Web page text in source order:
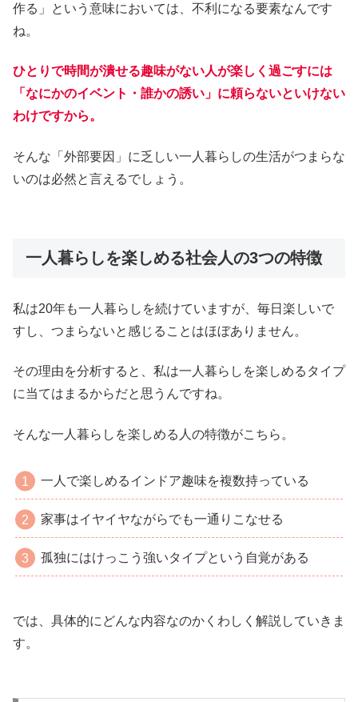
作る」という意味においては、不利になる要素なんです
ね。
ひとりで時間が潰せる趣味がない人が楽しく過ごすには
「なにかのイベント・誰かの誘い」に頼らないといけない
わけですから。
そんな「外部要因」に乏しい一人暮らしの生活がつまらな
いのは必然と言えるでしょう。
一人暮らしを楽しめる社会人の3つの特徴
私は20年も一人暮らしを続けていますが、毎日楽しいで
すし、つまらないと感じることはほぼありません。
その理由を分析すると、私は一人暮らしを楽しめるタイプ
に当てはまるからだと思うんですね。
そんな一人暮らしを楽しめる人の特徴がこちら。
一人で楽しめるインドア趣味を複数持っている
家事はイヤイヤながらでも一通りこなせる
孤独にはけっこう強いタイプという自覚がある
では、具体的にどんな内容なのかくわしく解説していきま
す。